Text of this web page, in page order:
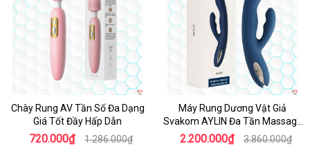
Chày Rung AV Tần Số Đa Dạng
Giá Tốt Đầy Hấp Dẫn
720.000₫ 1.286.000₫
Máy Rung Dương Vật Giả
Svakom AYLIN Đa Tần Massage
Sướng
2.200.000₫ 3.860.000₫